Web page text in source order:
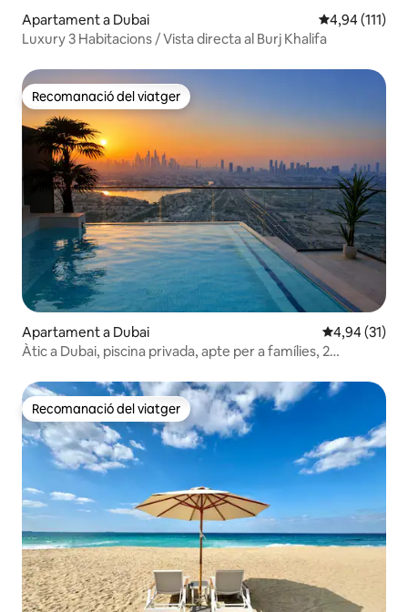
Apartament a Dubai 4,94 de
4,94 (111)
Luxury 3 Habitacions / Vista directa al Burj Khalifa
Recomanació del viatger
Recomanació del viatger
Apartament a Dubai 4,94 de
4,94 (31)
Àtic a Dubai, piscina privada, apte per a famílies, 2
Recomanació del viatger
Recomanació del viatger